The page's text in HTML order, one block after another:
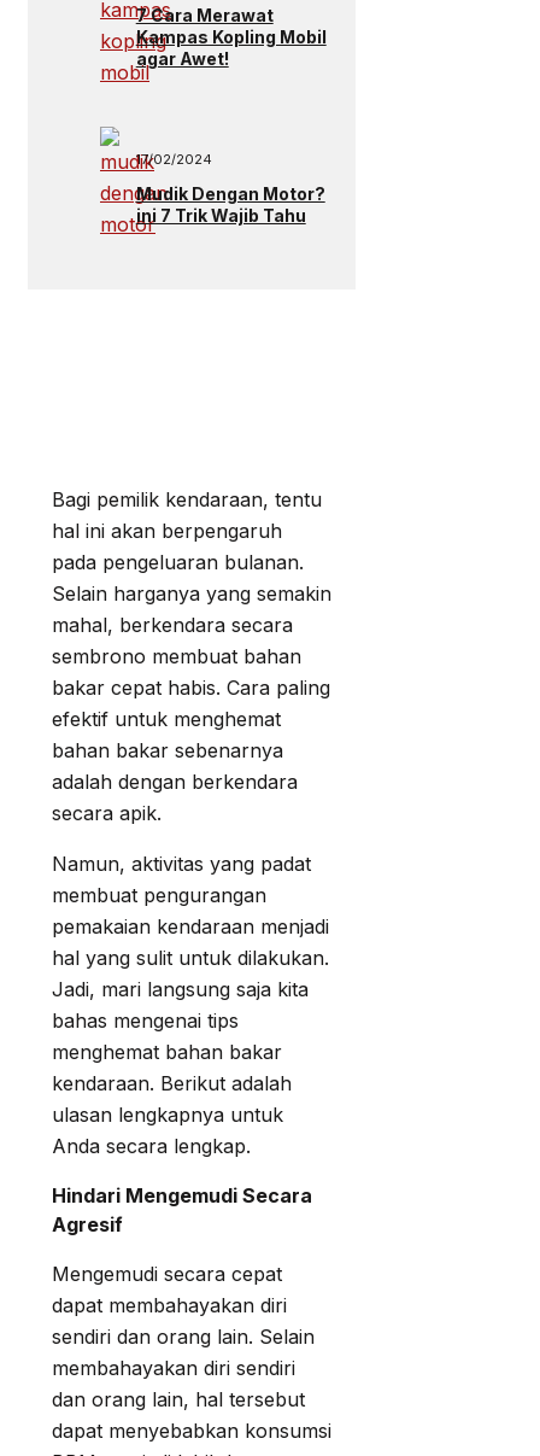
7 Cara Merawat
Kampas Kopling Mobil
agar Awet!
17/02/2024
Mudik Dengan Motor?
ini 7 Trik Wajib Tahu
Bagi pemilik kendaraan, tentu
hal ini akan berpengaruh
pada pengeluaran bulanan.
Selain harganya yang semakin
mahal, berkendara secara
sembrono membuat bahan
bakar cepat habis. Cara paling
efektif untuk menghemat
bahan bakar sebenarnya
adalah dengan berkendara
secara apik.
Namun, aktivitas yang padat
membuat pengurangan
pemakaian kendaraan menjadi
hal yang sulit untuk dilakukan.
Jadi, mari langsung saja kita
bahas mengenai tips
menghemat bahan bakar
kendaraan. Berikut adalah
ulasan lengkapnya untuk
Anda secara lengkap.
Hindari Mengemudi Secara
Agresif
Mengemudi secara cepat
dapat membahayakan diri
sendiri dan orang lain. Selain
membahayakan diri sendiri
dan orang lain, hal tersebut
dapat menyebabkan konsumsi